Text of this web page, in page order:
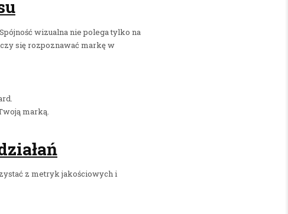
wizualna nie polega tylko na
się rozpoznawać markę w
marką.
z metryk jakościowych i